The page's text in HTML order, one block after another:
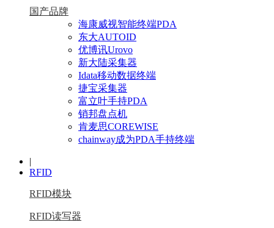
国产品牌
海康威视智能终端PDA
东大AUTOID
优博讯Urovo
新大陆采集器
Idata移动数据终端
捷宝采集器
富立叶手持PDA
销邦盘点机
肯麦思COREWISE
chainway成为PDA手持终端
|
RFID
RFID模块
RFID读写器